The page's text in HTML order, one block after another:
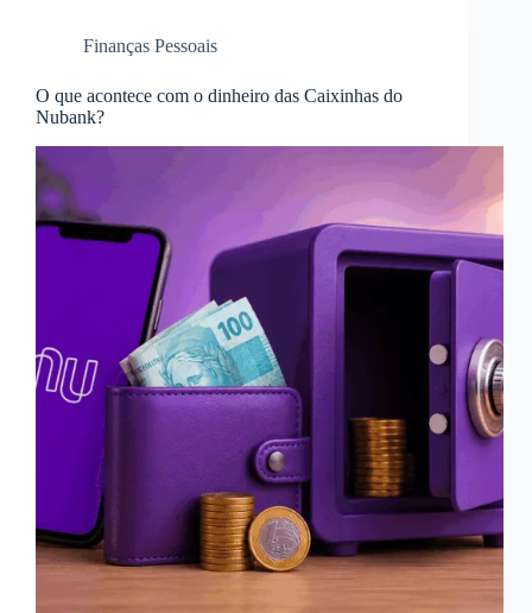
Finanças Pessoais
O que acontece com o dinheiro das Caixinhas do
Nubank?